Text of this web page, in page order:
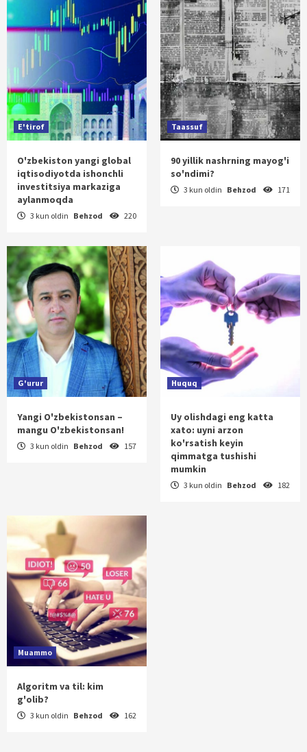
E'tirof
O'zbekiston yangi global
iqtisodiyotda ishonchli
investitsiya markaziga
aylanmoqda
3 kun oldin Behzod 220
Taassuf
90 yillik nashrning mayog'i
so'ndimi?
3 kun oldin Behzod 171
G'urur
Yangi O'zbekistonsan –
mangu O'zbekistonsan!
3 kun oldin Behzod 157
Huquq
Uy olishdagi eng katta
xato: uyni arzon
ko'rsatish keyin
qimmatga tushishi
mumkin
3 kun oldin Behzod 182
Muammo
Algoritm va til: kim
g'olib?
3 kun oldin Behzod 162